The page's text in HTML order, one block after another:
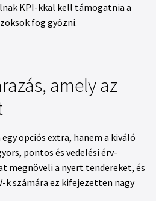
KPI-kkal kell támogatnia a
fog győzni.
amely az
egy opciós extra, hanem a kiváló
pontos és vedelési érv-
megnöveli a nyert tendereket, és
k számára ez kifejezetten nagy